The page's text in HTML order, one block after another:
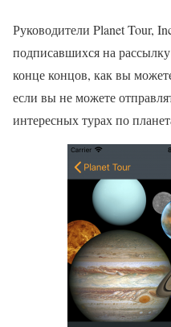
Руководители Planet Tour,
подписавшихся на
конце концов, как вы
если вы не можете
интересных турах по